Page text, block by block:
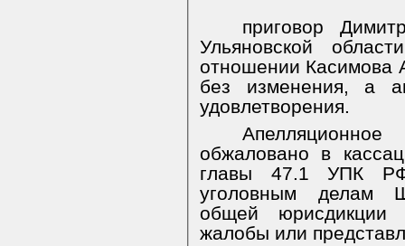
приговор
Ульяновской
отношении Касимова
без изменения, а
удовлетворения.
обжаловано в
главы 47.1 УПК
уголовным делам
общей юрисдикции
жалобы или